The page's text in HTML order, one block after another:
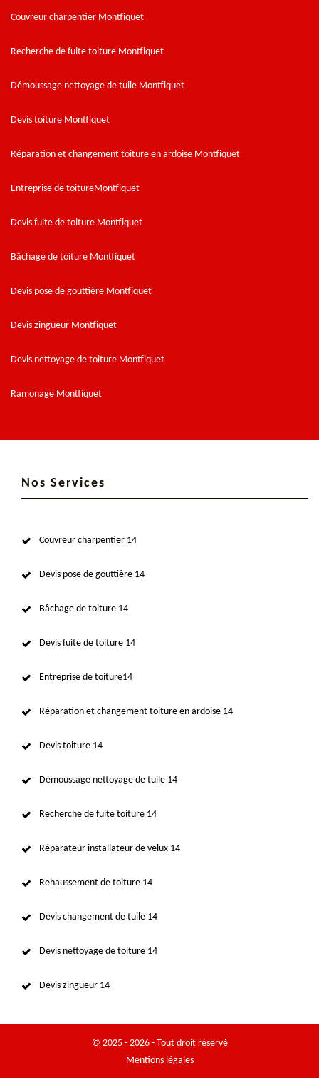
Couvreur charpentier Montfiquet
Recherche de fuite toiture Montfiquet
Démoussage nettoyage de tuile Montfiquet
Devis toiture Montfiquet
Réparation et changement toiture en ardoise Montfiquet
Entreprise de toitureMontfiquet
Devis fuite de toiture Montfiquet
Bâchage de toiture Montfiquet
Devis pose de gouttière Montfiquet
Devis zingueur Montfiquet
Devis nettoyage de toiture Montfiquet
Ramonage Montfiquet
Nos Services
Couvreur charpentier 14
Devis pose de gouttière 14
Bâchage de toiture 14
Devis fuite de toiture 14
Entreprise de toiture14
Réparation et changement toiture en ardoise 14
Devis toiture 14
Démoussage nettoyage de tuile 14
Recherche de fuite toiture 14
Réparateur installateur de velux 14
Rehaussement de toiture 14
Devis changement de tuile 14
Devis nettoyage de toiture 14
Devis zingueur 14
© 2025 - 2026 - Tout droit réservé
Mentions légales